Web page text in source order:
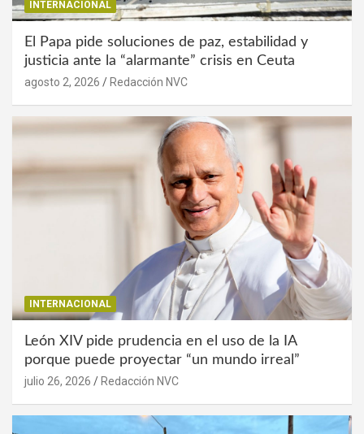
INTERNACIONAL
El Papa pide soluciones de paz, estabilidad y
justicia ante la “alarmante” crisis en Ceuta
agosto 2, 2026 Redacción NVC
INTERNACIONAL
León XIV pide prudencia en el uso de la IA
porque puede proyectar “un mundo irreal”
julio 26, 2026 Redacción NVC